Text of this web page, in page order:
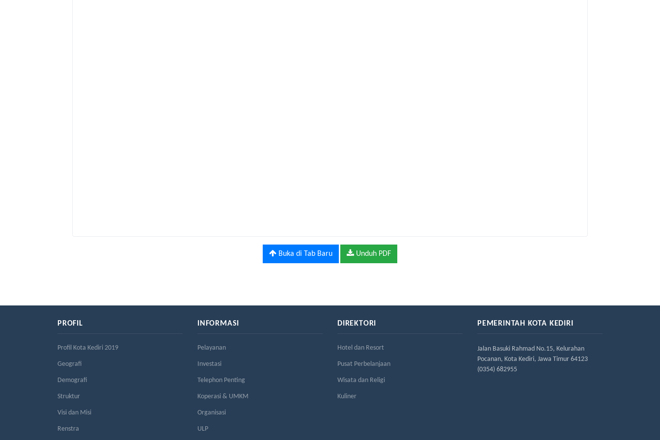
Buka di Tab Baru Unduh PDF
PROFIL
Profil Kota Kediri 2019
Geografi
Demografi
Struktur
Visi dan Misi
Renstra
INFORMASI
Pelayanan
Investasi
Telephon Penting
Koperasi & UMKM
Organisasi
ULP
DIREKTORI
Hotel dan Resort
Pusat Perbelanjaan
Wisata dan Religi
Kuliner
PEMERINTAH KOTA KEDIRI
Jalan Basuki Rahmad No.15, Kelurahan
Pocanan, Kota Kediri, Jawa Timur 64123
(0354) 682955